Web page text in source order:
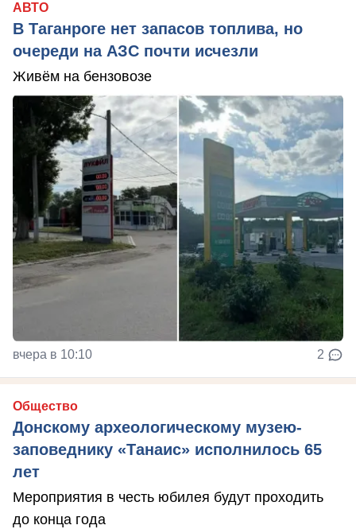
АВТО
В Таганроге нет запасов топлива, но
очереди на АЗС почти исчезли
Живём на бензовозе
вчера в 10:10 2
Общество
Донскому археологическому музею-
заповеднику «Танаис» исполнилось 65
лет
Мероприятия в честь юбилея будут проходить
до конца года